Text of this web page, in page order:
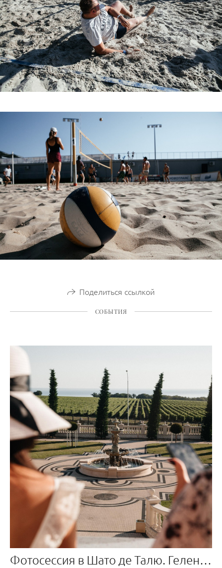
Поделиться ссылкой
СОБЫТИЯ
Фотосессия в Шато де Талю. Геленджик